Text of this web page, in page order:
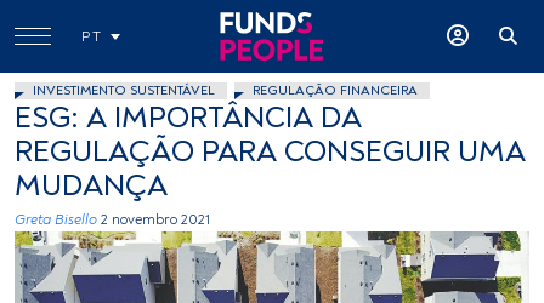
PT
INVESTIMENTO SUSTENTÁVEL REGULAÇÃO FINANCEIRA
ESG: A IMPORTÂNCIA DA
REGULAÇÃO PARA CONSEGUIR UMA
MUDANÇA
Greta Bisello 2 novembro 2021